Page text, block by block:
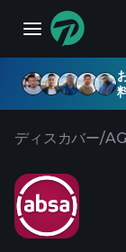
ディスカバー/